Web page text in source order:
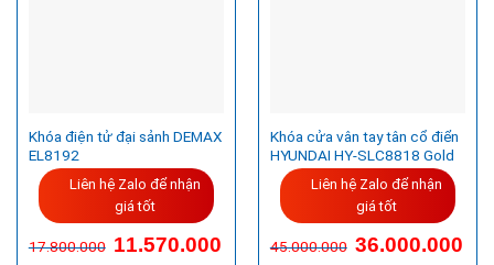
Khóa điện tử đại sảnh DEMAX
EL8192
Liên hệ Zalo để nhận
giá tốt
17.800.000 11.570.000
Khóa cửa vân tay tân cổ điển
HYUNDAI HY-SLC8818 Gold
Liên hệ Zalo để nhận
giá tốt
45.000.000 Giá
gốc
36.000.000Giá
hiện